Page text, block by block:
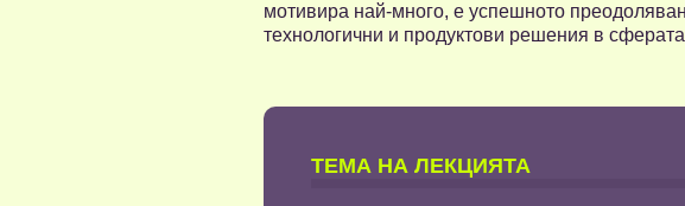
мотивира най-много, е успешното
технологични и продуктови решения в
TЕМА НА ЛЕКЦИЯТА